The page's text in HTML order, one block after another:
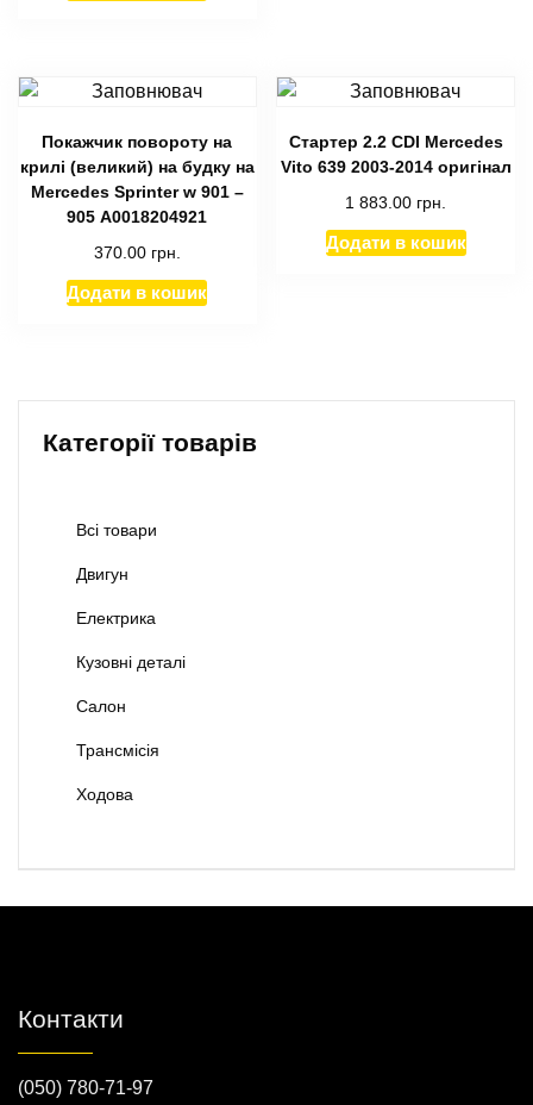
Покажчик повороту на
крилі (великий) на будку на
Mercedes Sprinter w 901 –
905 А0018204921
370.00 грн.
Додати в кошик
Стартер 2.2 CDI Mercedes
Vito 639 2003-2014 оригінал
1 883.00 грн.
Додати в кошик
Категорії товарів
Всі товари
Двигун
Електрика
Кузовні деталі
Салон
Трансмісія
Ходова
Контакти
(050) 780-71-97